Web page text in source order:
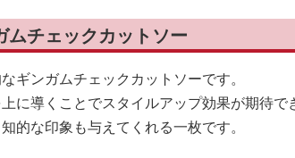
チェックカットソー
ギンガムチェックカットソーです。
に導くことでスタイルアップ効果が期待で
的な印象も与えてくれる一枚です。